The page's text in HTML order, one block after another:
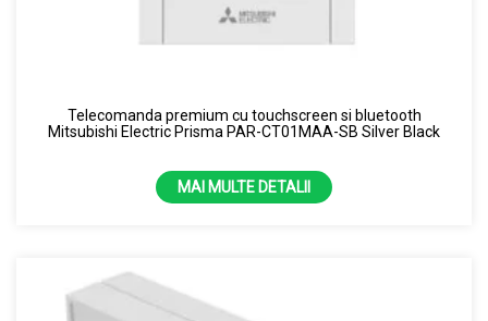
Telecomanda premium cu touchscreen si bluetooth
Mitsubishi Electric Prisma PAR-CT01MAA-SB Silver Black
MAI MULTE DETALII